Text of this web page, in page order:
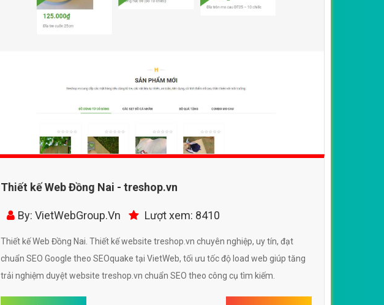
Thiết kế Web Đồng Nai - treshop.vn
By: VietWebGroup.Vn Lượt xem: 8410
Thiết kế Web Đồng Nai. Thiết kế website treshop.vn chuyên nghiệp, uy tín, đạt
chuẩn SEO Google theo SEOquake tại VietWeb, tối ưu tốc độ load web giúp tăng
trải nghiệm duyệt website treshop.vn chuẩn SEO theo công cụ tìm kiếm.